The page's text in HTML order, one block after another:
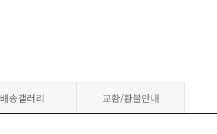
배송갤러리 교환/환불안내